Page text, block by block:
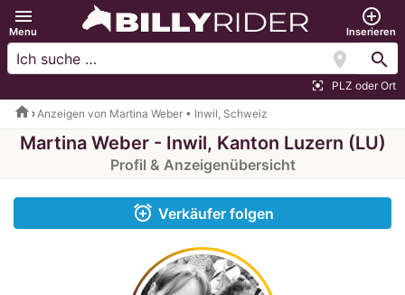
menu
Menu
add_circle_outline
Inserieren
location_on search
center_focus_strong PLZ oder Ort
home Anzeigen von Martina Weber • Inwil, Schweiz
Martina Weber - Inwil, Kanton Luzern (LU)
Profil & Anzeigenübersicht
alarm_add Verkäufer folgen